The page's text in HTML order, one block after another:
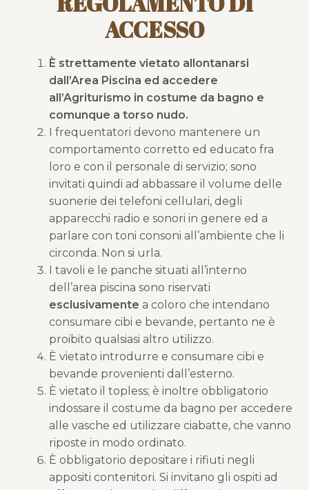
ACCESSO
È strettamente vietato allontanarsi
dall’Area Piscina ed accedere
all’Agriturismo in costume da bagno e
comunque a torso nudo.
I frequentatori devono mantenere un
comportamento corretto ed educato fra
loro e con il personale di servizio; sono
invitati quindi ad abbassare il volume delle
suonerie dei telefoni cellulari, degli
apparecchi radio e sonori in genere ed a
parlare con toni consoni all’ambiente che li
circonda. Non si urla.
I tavoli e le panche situati all’interno
dell’area piscina sono riservati
esclusivamente a coloro che intendano
consumare cibi e bevande, pertanto ne è
proibito qualsiasi altro utilizzo.
È vietato introdurre e consumare cibi e
bevande provenienti dall’esterno.
È vietato il topless; è inoltre obbligatorio
indossare il costume da bagno per accedere
alle vasche ed utilizzare ciabatte, che vanno
riposte in modo ordinato.
È obbligatorio depositare i rifiuti negli
appositi contenitori. Si invitano gli ospiti ad